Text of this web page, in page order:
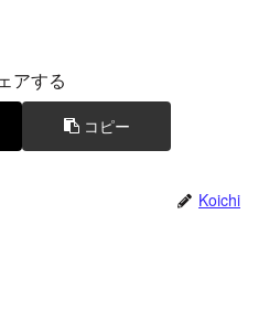
アする
コピー
Koichi